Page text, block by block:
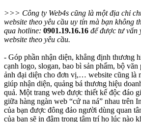
>>> Công ty Web4s cũng là một địa chỉ
website theo yêu cầu uy tín mà bạn không
qua hotline: 0901.19.16.16 để được tư vấn
website theo yêu cầu.
- Góp phần nhận diện, khẳng định thương
cạnh logo, slogan, bao bì sản phẩm, bộ
ảnh đại diện cho đơn vị,… website cũng là
giúp nhận diện, quảng bá thương hiệu
quả. Một trang web được thiết kế độc đáo
giữa hàng ngàn web “cứ na ná” nhau trên
của bạn được đông đảo người dùng quan
của bạn sẽ in đậm trong tâm trí họ lúc nào